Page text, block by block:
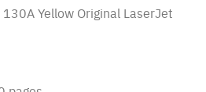
Yellow Original LaserJet